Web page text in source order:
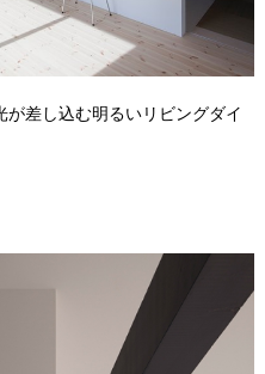
差し込む明るいリビングダイ